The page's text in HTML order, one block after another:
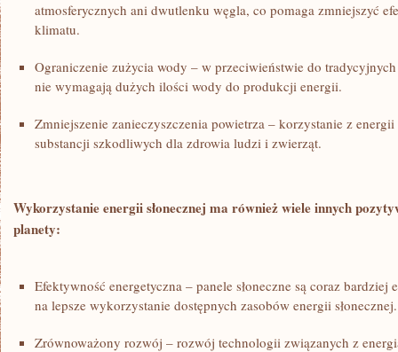
atmosferycznych ani dwutlenku węgla, co pomaga zmniejszyć
klimatu.
Ograniczenie zużycia wody – w przeciwieństwie do
nie wymagają dużych ilości wody do produkcji ​energii.
Zmniejszenie zanieczyszczenia⁤ powietrza – korzystanie z energii
substancji szkodliwych dla zdrowia ludzi i zwierząt.
Wykorzystanie energii słonecznej⁢ ma również wiele innych
‌planety:
Efektywność energetyczna – panele słoneczne są coraz
na ⁢lepsze wykorzystanie dostępnych zasobów energii słonecznej.
Zrównoważony rozwój – rozwój technologii związanych z